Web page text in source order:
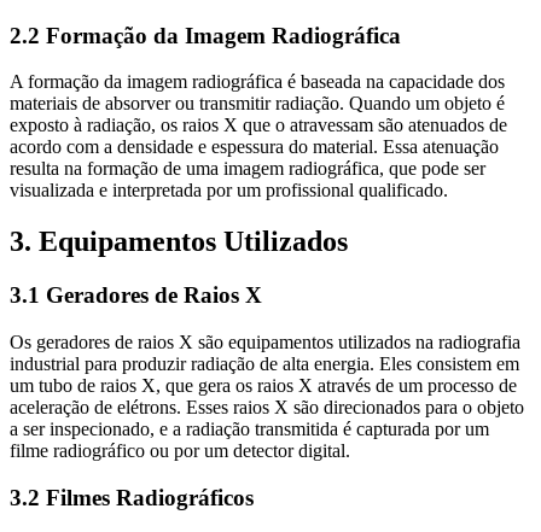
2.2 Formação da Imagem Radiográfica
A formação da imagem radiográfica é baseada na capacidade dos
materiais de absorver ou transmitir radiação. Quando um objeto é
exposto à radiação, os raios X que o atravessam são atenuados de
acordo com a densidade e espessura do material. Essa atenuação
resulta na formação de uma imagem radiográfica, que pode ser
visualizada e interpretada por um profissional qualificado.
3. Equipamentos Utilizados
3.1 Geradores de Raios X
Os geradores de raios X são equipamentos utilizados na radiografia
industrial para produzir radiação de alta energia. Eles consistem em
um tubo de raios X, que gera os raios X através de um processo de
aceleração de elétrons. Esses raios X são direcionados para o objeto
a ser inspecionado, e a radiação transmitida é capturada por um
filme radiográfico ou por um detector digital.
3.2 Filmes Radiográficos